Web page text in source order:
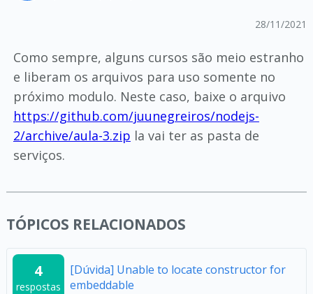
28/11/2021
Como sempre, alguns cursos são meio estranho
e liberam os arquivos para uso somente no
próximo modulo. Neste caso, baixe o arquivo
https://github.com/juunegreiros/nodejs-
2/archive/aula-3.zip la vai ter as pasta de
serviços.
TÓPICOS RELACIONADOS
4
respostas
[Dúvida] Unable to locate constructor for
embeddable